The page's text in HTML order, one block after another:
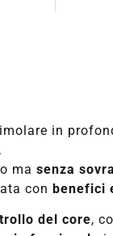
in
.
masenza
conbenefici
del core,